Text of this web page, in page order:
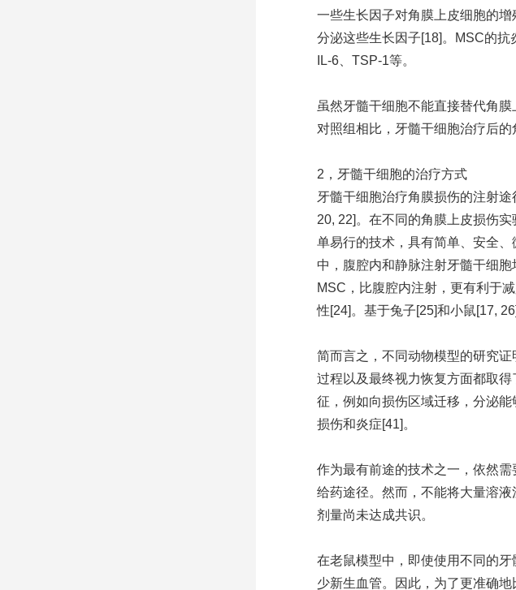
一些生长因子对角膜上皮细胞的
分泌这些生长因子[18]。MSC的抗
IL-6、TSP-1等。
虽然牙髓干细胞不能直接替代角
对照组相比，牙髓干细胞治疗后
2，牙髓干细胞的治疗方式
牙髓干细胞治疗角膜损伤的注射
20, 22]。在不同的角膜上皮损伤
单易行的技术，具有简单、安全
中，腹腔内和静脉注射牙髓干细
MSC，比腹腔内注射，更有利于
性[24]。基于兔子[25]和小鼠[17,
简而言之，不同动物模型的研究
过程以及最终视力恢复方面都取
征，例如向损伤区域迁移，分泌
损伤和炎症[41]。
作为最有前途的技术之一，依然
给药途径。然而，不能将大量溶
剂量尚未达成共识。
在老鼠模型中，即使使用不同的
少新生血管。因此，为了更准确